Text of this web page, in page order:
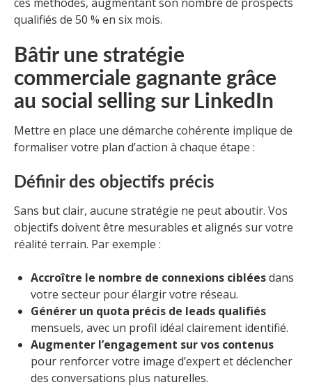
qualifiés de 50 % en six mois.
Bâtir une stratégie
commerciale gagnante grâce
au social selling sur LinkedIn
Mettre en place une démarche cohérente implique de
formaliser votre plan d’action à chaque étape :
Définir des objectifs précis
Sans but clair, aucune stratégie ne peut aboutir. Vos
objectifs doivent être mesurables et alignés sur votre
réalité terrain. Par exemple :
Accroître le nombre de connexions cibléesdans
votre secteur pour élargir votre réseau.
Générer un quota précis de leads qualifiés
mensuels, avec un profil idéal clairement identifié.
Augmenter l’engagement sur vos contenus
pour renforcer votre image d’expert et déclencher
des conversations plus naturelles.